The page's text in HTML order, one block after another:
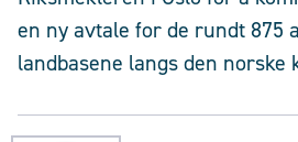
en ny avtale for de rundt 875
landbasene langs den norske